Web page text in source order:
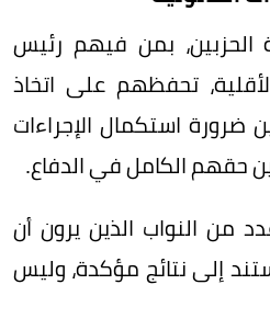
الحزبين، بمن فيهم رئيس
تحفظهم على اتخاذ
ضرورة استكمال الإجراءات
حقهم الكامل في الدفاع.
من النواب الذين يرون أن
إلى نتائج مؤكدة، وليس